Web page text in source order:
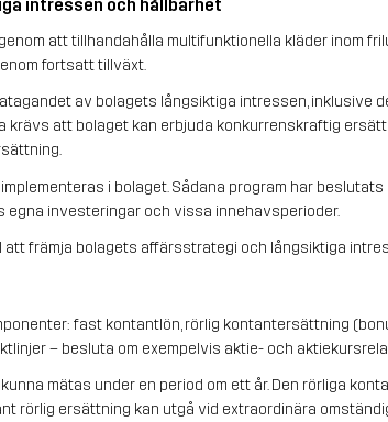
intressen och hållbarhet
att tillhandahålla multifunktionella kläder inom
fortsatt tillväxt.
av bolagets långsiktiga intressen, inklusive
att bolaget kan erbjuda konkurrenskraftig
i bolaget. Sådana program har
egna investeringar och vissa innehavsperioder.
främja bolagets affärsstrategi och långsiktiga
fast kontantlön, rörlig kontantersättning
– besluta om exempelvis aktie- och
mätas under en period om ett år. Den rörliga
rörlig ersättning kan utgå vid extraordinära